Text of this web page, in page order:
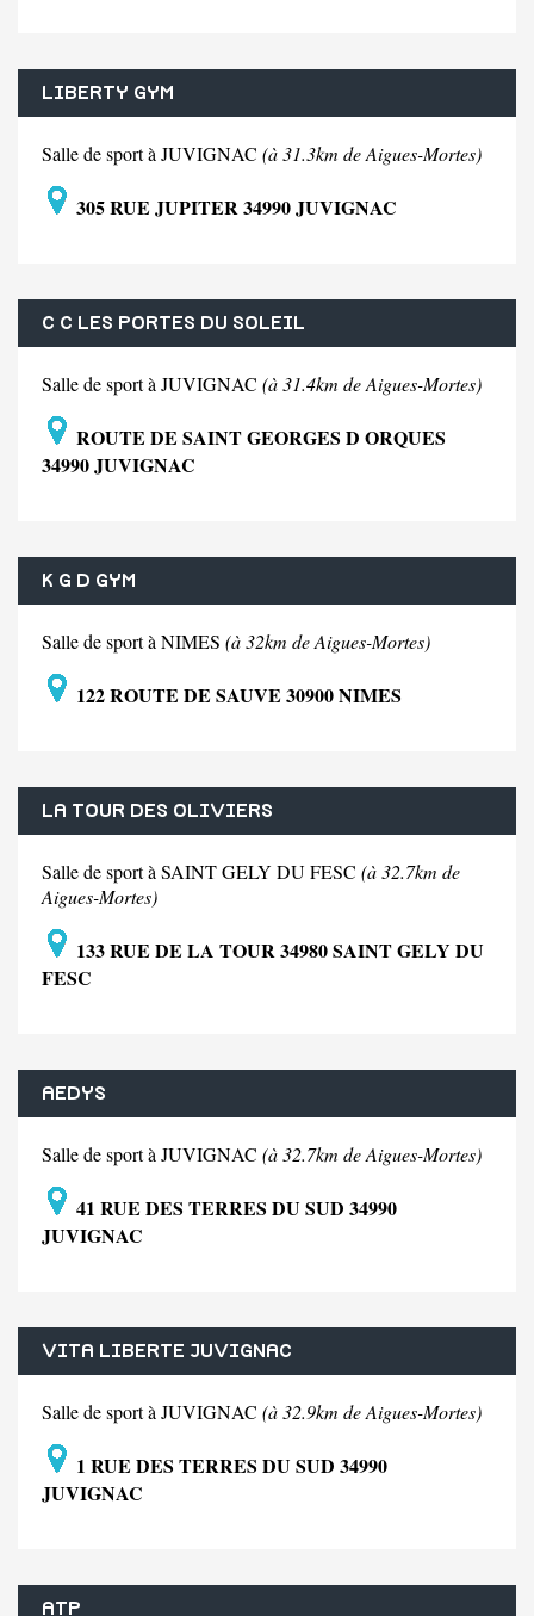
LIBERTY GYM
Salle de sport à JUVIGNAC (à 31.3km de Aigues-Mortes)
305 RUE JUPITER 34990 JUVIGNAC
C C LES PORTES DU SOLEIL
Salle de sport à JUVIGNAC (à 31.4km de Aigues-Mortes)
ROUTE DE SAINT GEORGES D ORQUES
34990 JUVIGNAC
K G D GYM
Salle de sport à NIMES (à 32km de Aigues-Mortes)
122 ROUTE DE SAUVE 30900 NIMES
LA TOUR DES OLIVIERS
Salle de sport à SAINT GELY DU FESC (à 32.7km de
Aigues-Mortes)
133 RUE DE LA TOUR 34980 SAINT GELY DU
FESC
AEDYS
Salle de sport à JUVIGNAC (à 32.7km de Aigues-Mortes)
41 RUE DES TERRES DU SUD 34990
JUVIGNAC
VITA LIBERTE JUVIGNAC
Salle de sport à JUVIGNAC (à 32.9km de Aigues-Mortes)
1 RUE DES TERRES DU SUD 34990
JUVIGNAC
ATP